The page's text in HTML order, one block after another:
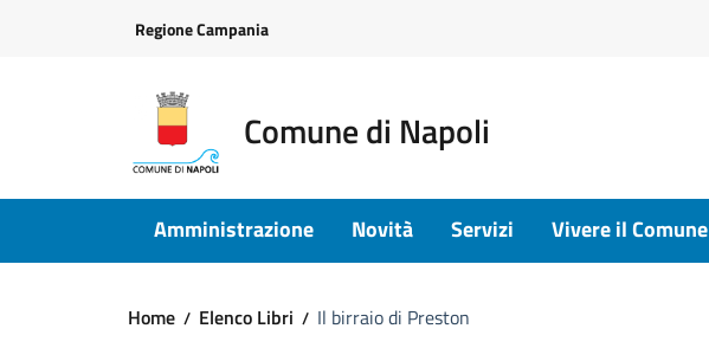
Regione Campania
Comune di Napoli
Amministrazione Novità Servizi Vivere il Comune
Home Elenco Libri Il birraio di Preston